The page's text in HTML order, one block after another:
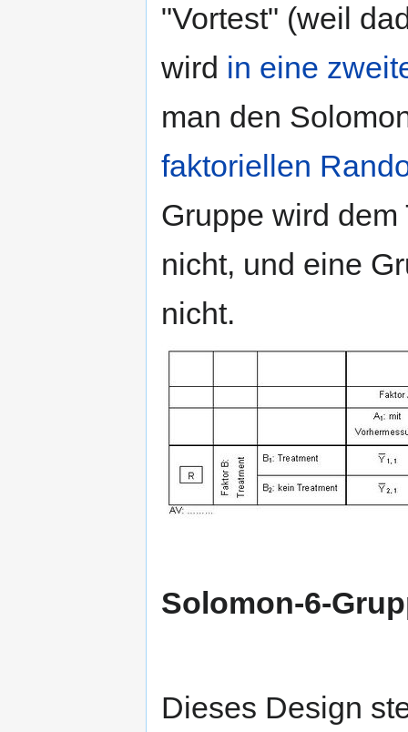
"Vortest" (weil
wird in eine
man den
faktoriellen
Gruppe wird
nicht, und eine
nicht.
Solomon-6-
Dieses Design